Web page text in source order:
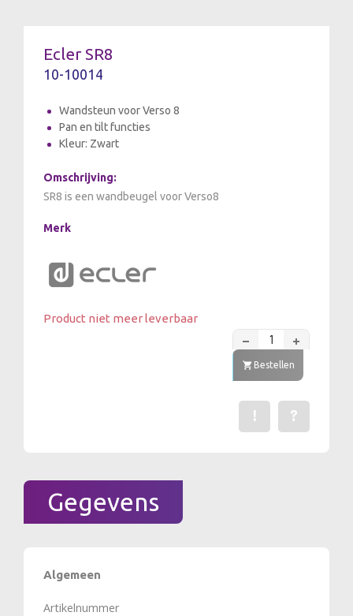
Ecler SR8
10-10014
Wandsteun voor Verso 8
Pan en tilt functies
Kleur: Zwart
Omschrijving:
SR8 is een wandbeugel voor Verso8
Merk
Product niet meer leverbaar
Bestellen
Stel een
?
Een fout gevonden?
!
Gegevens
Algemeen
Artikelnummer